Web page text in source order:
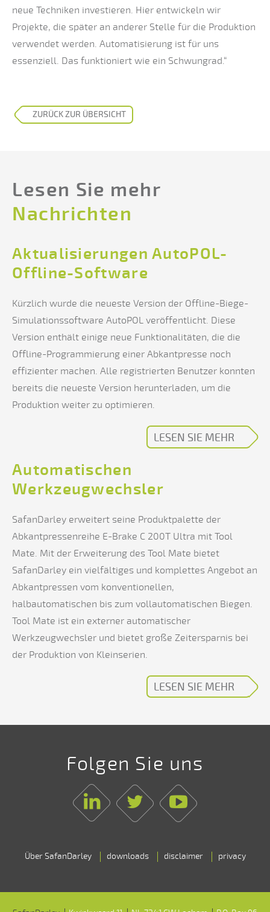
neue Techniken investieren. Hier entwickeln wir
Projekte, die später an anderer Stelle für die Produktion
verwendet werden. Automatisierung ist für uns
essenziell. Das funktioniert wie ein Schwungrad.“
ZURÜCK ZUR ÜBERSICHT
Lesen Sie mehr
Nachrichten
Aktualisierungen AutoPOL-
Offline-Software
Kürzlich wurde die neueste Version der Offline-Biege-
Simulationssoftware AutoPOL veröffentlicht. Diese
Version enthält einige neue Funktionalitäten, die die
Offline-Programmierung einer Abkantpresse noch
effizienter machen. Alle registrierten Benutzer konnten
bereits die neueste Version herunterladen, um die
Produktion weiter zu optimieren.
LESEN SIE MEHR
Automatischen
Werkzeugwechsler
SafanDarley erweitert seine Produktpalette der
Abkantpressenreihe E-Brake C 200T Ultra mit Tool
Mate. Mit der Erweiterung des Tool Mate bietet
SafanDarley ein vielfältiges und komplettes Angebot an
Abkantpressen vom konventionellen,
halbautomatischen bis zum vollautomatischen Biegen.
Tool Mate ist ein externer automatischer
Werkzeugwechsler und bietet große Zeitersparnis bei
der Produktion von Kleinserien.
LESEN SIE MEHR
Folgen Sie uns
LinkedinTwitterYoutube
Über SafanDarley downloads disclaimer privacy